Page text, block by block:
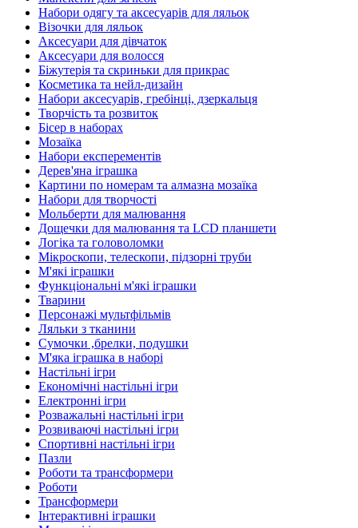
Набори одягу та аксесуарів для ляльок
Візочки для ляльок
Аксесуари для дівчаток
Аксесуари для волосся
Біжутерія та скриньки для прикрас
Косметика та нейл-дизайн
Набори аксесуарів, гребінці, дзеркальця
Творчість та розвиток
Бісер в наборах
Мозаїка
Набори експерементів
Дерев'яна іграшка
Картини по номерам та алмазна мозаїка
Набори для творчості
Мольберти для малювання
Дощечки для малювання та LCD планшети
Логіка та головоломки
Мікроскопи, телескопи, підзорні труби
М'які іграшки
Функціональні м'які іграшки
Тварини
Персонажі мультфільмів
Ляльки з тканини
Сумочки ,брелки, подушки
М'яка іграшка в наборі
Настільні ігри
Економічні настільні ігри
Електронні ігри
Розважальні настільні ігри
Розвиваючі настільні ігри
Спортивні настільні ігри
Пазли
Роботи та трансформери
Роботи
Трансформери
Інтерактивні іграшки